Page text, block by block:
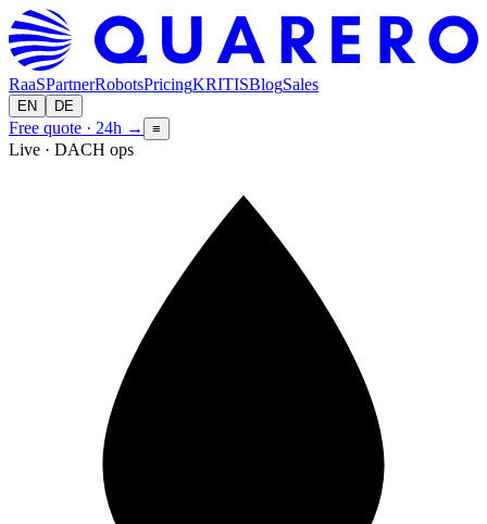
RaaSPartnerRobotsPricingKRITISBlogSales
EN DE
Free quote · 24h → ≡
Live · DACH ops